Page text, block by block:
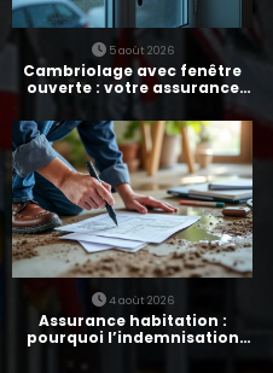
5 août 2026
Cambriolage avec fenêtre
ouverte : votre assurance
paie-t-elle ?
4 août 2026
Assurance habitation :
pourquoi l’indemnisation